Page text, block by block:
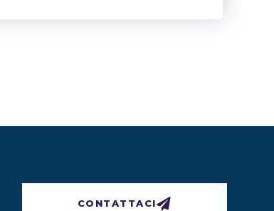
CONTATTACI